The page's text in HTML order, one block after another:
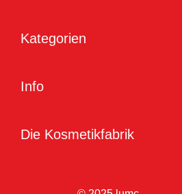
Kategorien
Info
Die Kosmetikfabrik